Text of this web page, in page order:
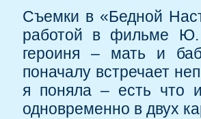
Съемки в «Бедной
работой в фильме
героиня – мать и
поначалу встречает
я поняла – есть что
одновременно в двух